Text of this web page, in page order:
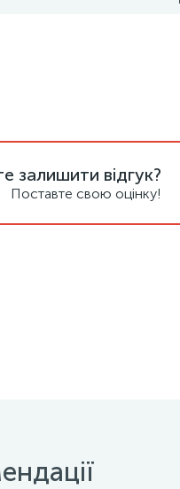
залишити відгук?
Поставте свою оцінку!